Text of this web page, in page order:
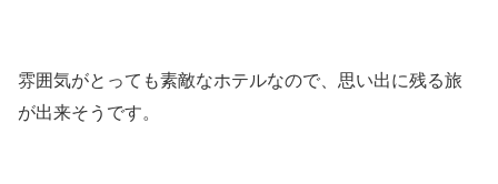
雰囲気がとっても素敵なホテルなので、思い出に残る旅
が出来そうです。